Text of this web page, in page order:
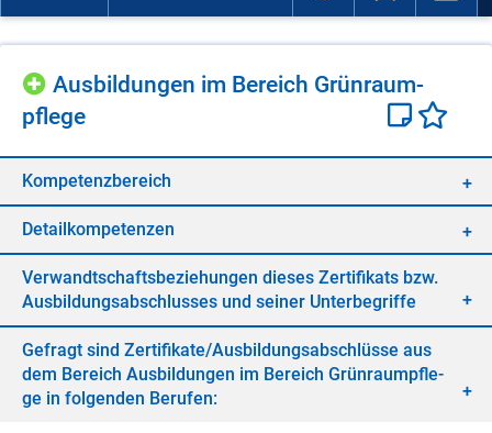
Aus­bil­dun­gen im Be­reich Grün­raum­
pfle­ge
Kom­pe­tenz­be­reich
De­tail­kom­pe­ten­zen
Ver­wandt­schafts­be­zie­hun­gen die­ses Zer­ti­fi­kats bzw.
Aus­bil­dungs­ab­schlus­ses und sei­ner Un­ter­be­grif­fe
Ge­fragt sind Zer­ti­fi­ka­te/​Aus­bil­dungs­ab­schlüs­se aus
dem Be­reich Aus­bil­dun­gen im Be­reich Grün­raum­pfle­
ge in fol­gen­den Be­ru­fen: